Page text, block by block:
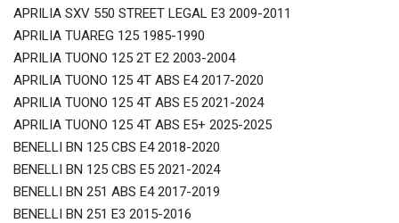
APRILIA SXV 550 STREET LEGAL E3 2009-2011
APRILIA TUAREG 125 1985-1990
APRILIA TUONO 125 2T E2 2003-2004
APRILIA TUONO 125 4T ABS E4 2017-2020
APRILIA TUONO 125 4T ABS E5 2021-2024
APRILIA TUONO 125 4T ABS E5+ 2025-2025
BENELLI BN 125 CBS E4 2018-2020
BENELLI BN 125 CBS E5 2021-2024
BENELLI BN 251 ABS E4 2017-2019
BENELLI BN 251 E3 2015-2016